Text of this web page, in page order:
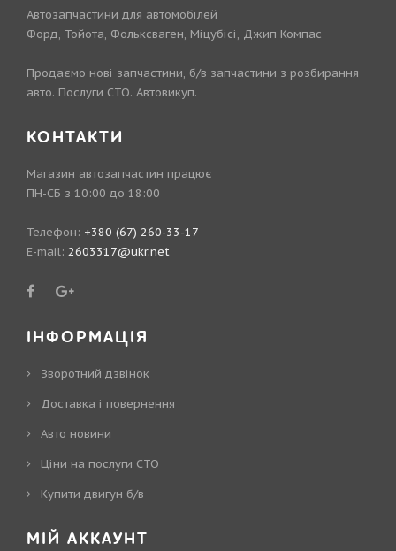
Автозапчастини для автомобілей
Форд, Тойота, Фольксваген, Міцубісі, Джип Компас
Продаємо нові запчастини, б/в запчастини з розбирання
авто. Послуги СТО. Автовикуп.
КОНТАКТИ
Магазин автозапчастин працює
ПН-СБ з 10:00 до 18:00
Телефон: +380 (67) 260-33-17
E-mail: 2603317@ukr.net
ІНФОРМАЦІЯ
Зворотний дзвінок
Доставка і повернення
Авто новини
Ціни на послуги СТО
Купити двигун б/в
МІЙ АККАУНТ